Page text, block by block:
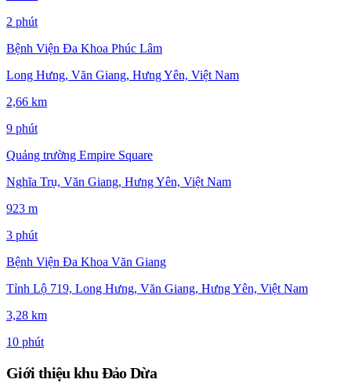
2 phút
Bệnh Viện Đa Khoa Phúc Lâm
Long Hưng, Văn Giang, Hưng Yên, Việt Nam
2,66 km
9 phút
Quảng trường Empire Square
Nghĩa Trụ, Văn Giang, Hưng Yên, Việt Nam
923 m
3 phút
Bệnh Viện Đa Khoa Văn Giang
Tỉnh Lộ 719, Long Hưng, Văn Giang, Hưng Yên, Việt Nam
3,28 km
10 phút
Giới thiệu khu Đảo Dừa